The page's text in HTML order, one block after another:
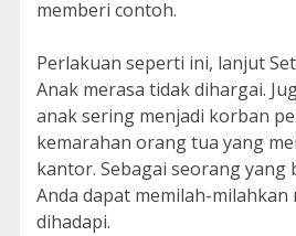
memberi contoh.
Perlakuan seperti ini, lanjut
Anak merasa tidak dihargai.
anak sering menjadi korban
kemarahan orang tua yang
kantor. Sebagai seorang yang
Anda dapat memilah-milahkan
dihadapi.